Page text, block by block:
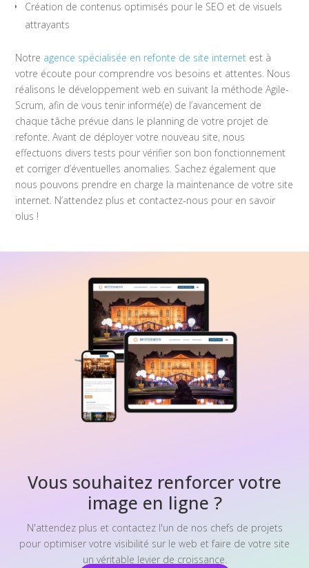
Création de contenus optimisés pour le SEO et de visuels
attrayants
Notre agence spécialisée en refonte de site internet est à
votre écoute pour comprendre vos besoins et attentes. Nous
réalisons le développement web en suivant la méthode Agile-
Scrum, afin de vous tenir informé(e) de l’avancement de
chaque tâche prévue dans le planning de votre projet de
refonte. Avant de déployer votre nouveau site, nous
effectuons divers tests pour vérifier son bon fonctionnement
et corriger d’éventuelles anomalies. Sachez également que
nous pouvons prendre en charge la maintenance de votre site
internet. N’attendez plus et contactez-nous pour en savoir
plus !
Vous souhaitez renforcer votre
image en ligne ?
N'attendez plus et contactez l'un de nos chefs de projets
pour optimiser votre visibilité sur le web et faire de votre site
un véritable levier de croissance.